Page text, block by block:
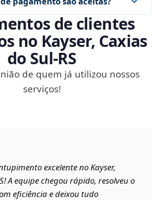
de clientes
no Kayser, Caxias
do Sul‑RS
de quem já utilizou nossos
serviços!
excelente no Kayser,
A equipe chegou rápido, resolveu o
eficiência e deixou tudo